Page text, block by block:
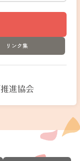
リンク集